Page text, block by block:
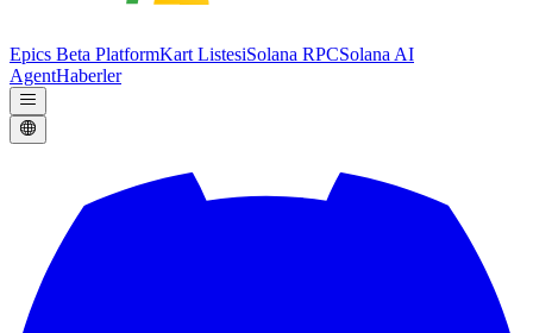
Epics Beta PlatformKart ListesiSolana RPCSolana AI
AgentHaberler